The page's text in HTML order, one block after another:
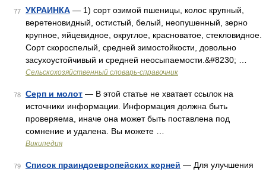
77 УКРАИНКА — 1) сорт озимой пшеницы, колос крупный,
веретеновидный, остистый, белый, неопушенный, зерно
крупное, яйцевидное, округлое, красноватое, стекловидное.
Сорт скороспелый, средней зимостойкости, довольно
засухоустойчивый и средней неосыпаемости.&#8230; …
Сельскохозяйственный словарь-справочник
78 Серп и молот — В этой статье не хватает ссылок на
источники информации. Информация должна быть
проверяема, иначе она может быть поставлена под
сомнение и удалена. Вы можете …
Википедия
79 Список праиндоевропейских корней — Для улучшения